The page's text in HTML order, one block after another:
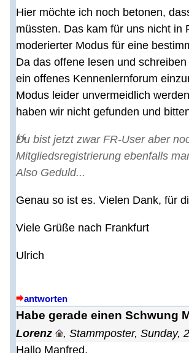
Hier möchte ich noch betonen,
müssten. Das kam für uns nicht in
moderierter Modus für eine
Da das offene lesen und
ein offenes Kennenlernforum
Modus leider unvermeidlich
haben wir nicht gefunden und
Du bist jetzt zwar FR-User aber
Mitgliedsregistrierung ebenfalls
Also Geduld...
Genau so ist es. Vielen Dank, für
Viele Grüße nach Frankfurt
Ulrich
antworten
Habe gerade einen Schwung
Lorenz , Stammposter, Sunday,
Hallo Manfred,